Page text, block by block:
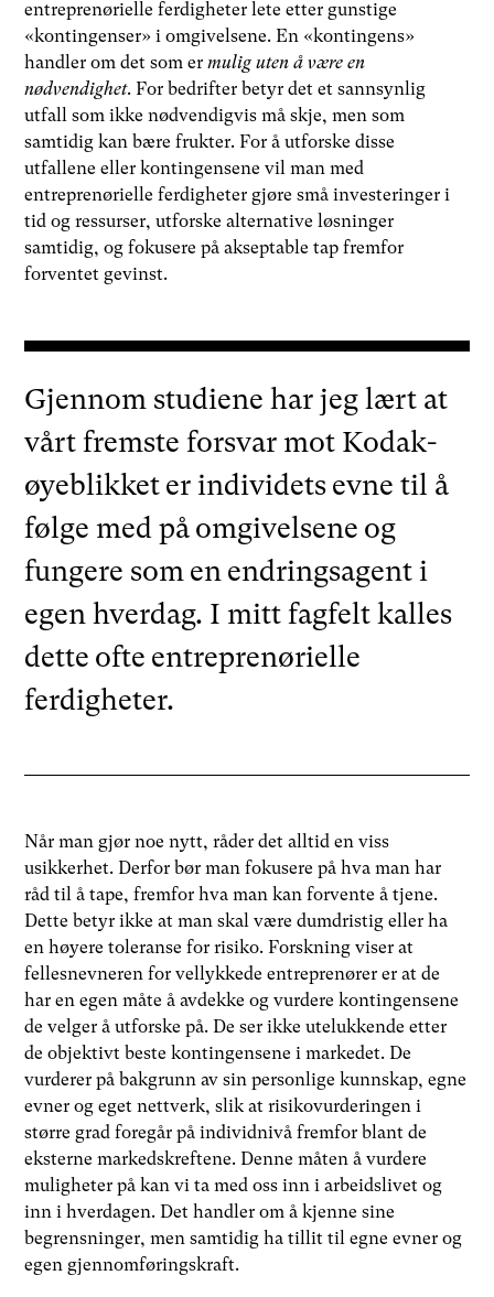
entreprenørielle ferdigheter lete etter gunstige
«kontingenser» i omgivelsene. En «kontingens»
handler om det som ermulig uten å være en
nødvendighet. For bedrifter betyr det et sannsynlig
utfall som ikke nødvendigvis må skje, men som
samtidig kan bære frukter. For å utforske disse
utfallene eller kontingensene vil man med
entreprenørielle ferdigheter gjøre små investeringer i
tid og ressurser, utforske alternative løsninger
samtidig, og fokusere på akseptable tap fremfor
forventet gevinst.
Gjennom studiene har jeg lært at
vårt fremste forsvar mot Kodak-
øyeblikket er individets evne til å
følge med på omgivelsene og
fungere som en endringsagent i
egen hverdag. I mitt fagfelt kalles
dette ofte entreprenørielle
ferdigheter.
Når man gjør noe nytt, råder det alltid en viss
usikkerhet. Derfor bør man fokusere på hva man har
råd til å tape, fremfor hva man kan forvente å tjene.
Dette betyr ikke at man skal være dumdristig eller ha
en høyere toleranse for risiko. Forskning viser at
fellesnevneren for vellykkede entreprenører er at de
har en egen måte å avdekke og vurdere kontingensene
de velger å utforske på. De ser ikke utelukkende etter
de objektivt beste kontingensene i markedet. De
vurderer på bakgrunn av sin personlige kunnskap, egne
evner og eget nettverk, slik at risikovurderingen i
større grad foregår på individnivå fremfor blant de
eksterne markedskreftene. Denne måten å vurdere
muligheter på kan vi ta med oss inn i arbeidslivet og
inn i hverdagen. Det handler om å kjenne sine
begrensninger, men samtidig ha tillit til egne evner og
egen gjennomføringskraft.